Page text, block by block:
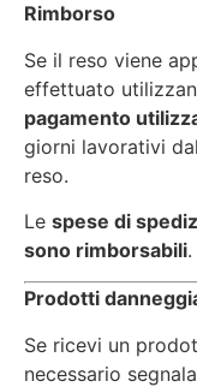
Rimborso
Se il reso viene
effettuato
pagamento
giorni lavorativi
reso.
Le spese di
sono rimborsabili.
Prodotti
Se ricevi un
necessario